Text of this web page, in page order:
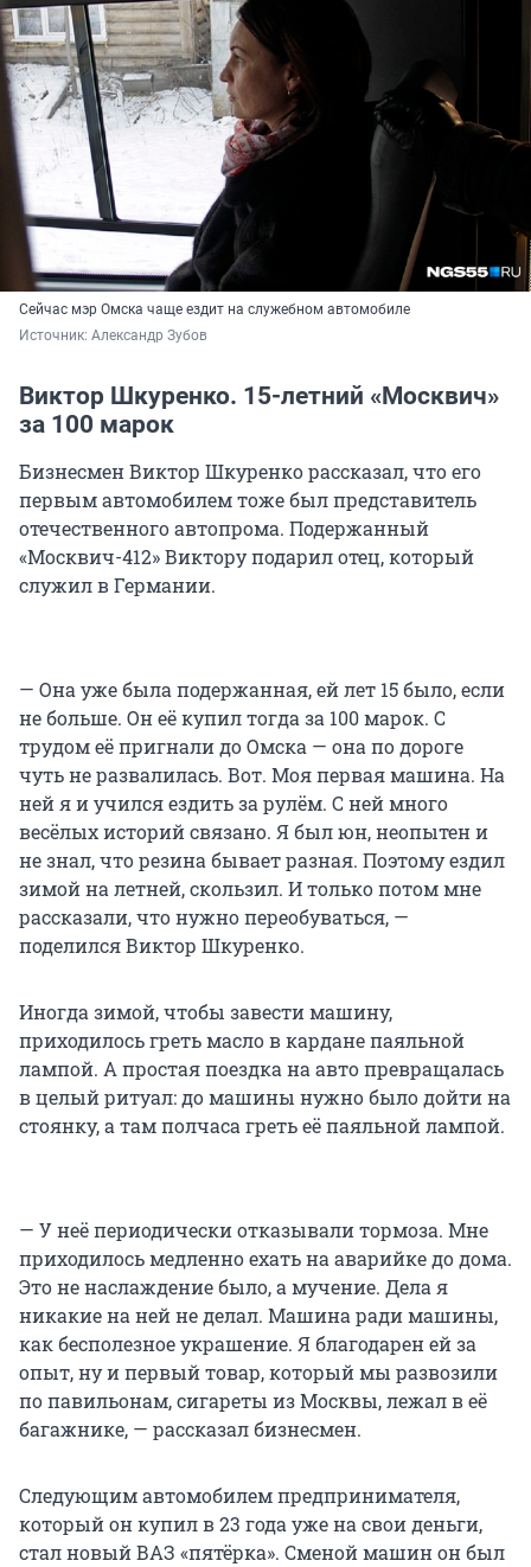
Сейчас мэр Омска чаще ездит на служебном автомобиле
Источник: Александр Зубов
Виктор Шкуренко. 15-летний «Москвич»
за 100 марок
Бизнесмен Виктор Шкуренко рассказал, что его
первым автомобилем тоже был представитель
отечественного автопрома. Подержанный
«Москвич-412» Виктору подарил отец, который
служил в Германии.
— Она уже была подержанная, ей лет 15 было, если
не больше. Он её купил тогда за 100 марок. С
трудом её пригнали до Омска — она по дороге
чуть не развалилась. Вот. Моя первая машина. На
ней я и учился ездить за рулём. С ней много
весёлых историй связано. Я был юн, неопытен и
не знал, что резина бывает разная. Поэтому ездил
зимой на летней, скользил. И только потом мне
рассказали, что нужно переобуваться, —
поделился Виктор Шкуренко.
Иногда зимой, чтобы завести машину,
приходилось греть масло в кардане паяльной
лампой. А простая поездка на авто превращалась
в целый ритуал: до машины нужно было дойти на
стоянку, а там полчаса греть её паяльной лампой.
— У неё периодически отказывали тормоза. Мне
приходилось медленно ехать на аварийке до дома.
Это не наслаждение было, а мучение. Дела я
никакие на ней не делал. Машина ради машины,
как бесполезное украшение. Я благодарен ей за
опыт, ну и первый товар, который мы развозили
по павильонам, сигареты из Москвы, лежал в её
багажнике, — рассказал бизнесмен.
Следующим автомобилем предпринимателя,
который он купил в 23 года уже на свои деньги,
стал новый ВАЗ «пятёрка». Сменой машин он был